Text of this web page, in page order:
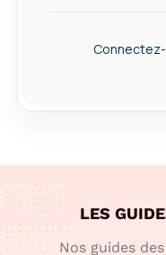
LES
Nos guides